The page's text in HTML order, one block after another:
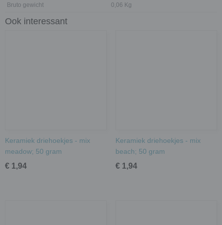
Bruto gewicht 0,06 Kg
Ook interessant
Keramiek driehoekjes - mix
meadow; 50 gram
€ 1,94
Keramiek driehoekjes - mix
beach; 50 gram
€ 1,94